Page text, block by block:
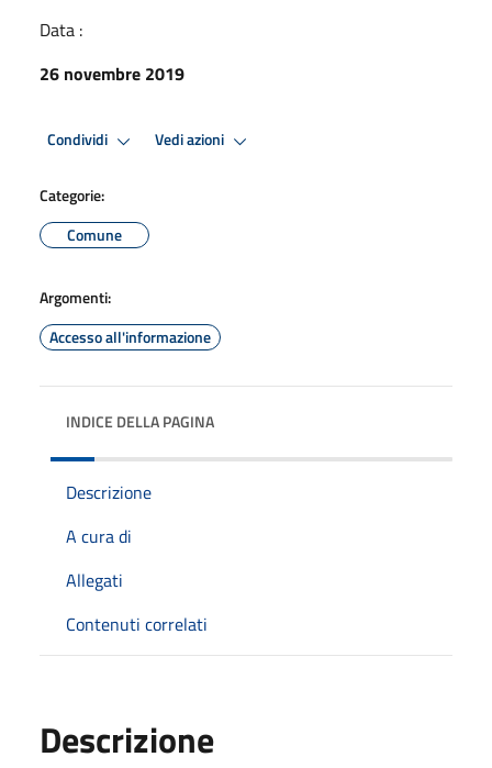
Data :
26 novembre 2019
Condividi Vedi azioni
Categorie:
Comune
Argomenti:
Accesso all'informazione
INDICE DELLA PAGINA
Descrizione
A cura di
Allegati
Contenuti correlati
Descrizione